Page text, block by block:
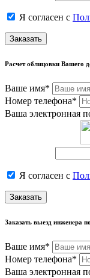
Я согласен с
Заказать
Расчет облицовки Вашего
Ваше имя*
Номер телефона*
Ваша электронная
Я согласен с
Заказать
Заказать выезд инженера
Ваше имя*
Номер телефона*
Ваша электронная